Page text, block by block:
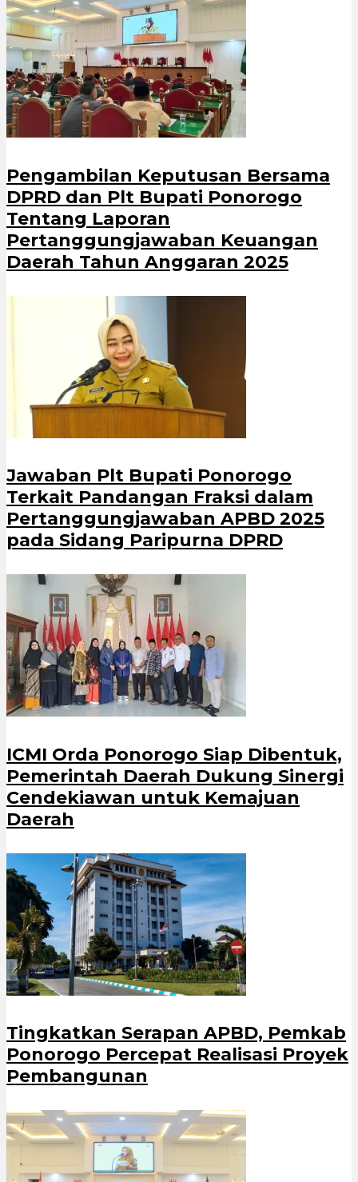
Pengambilan Keputusan Bersama
DPRD dan Plt Bupati Ponorogo
Tentang Laporan
Pertanggungjawaban Keuangan
Daerah Tahun Anggaran 2025
Jawaban Plt Bupati Ponorogo
Terkait Pandangan Fraksi dalam
Pertanggungjawaban APBD 2025
pada Sidang Paripurna DPRD
ICMI Orda Ponorogo Siap Dibentuk,
Pemerintah Daerah Dukung Sinergi
Cendekiawan untuk Kemajuan
Daerah
Tingkatkan Serapan APBD, Pemkab
Ponorogo Percepat Realisasi Proyek
Pembangunan